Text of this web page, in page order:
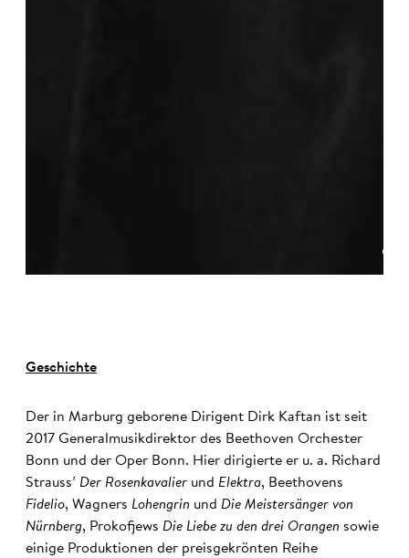
©
Geschichte
Der in Marburg geborene Dirigent Dirk Kaftan ist seit
2017 Generalmusikdirektor des Beethoven Orchester
Bonn und der Oper Bonn. Hier dirigierte er u. a. Richard
Strauss’ Der Rosenkavalier und Elektra, Beethovens
Fidelio, Wagners Lohengrin und Die Meistersänger von
Nürnberg, Prokofjews Die Liebe zu den drei Orangen sowie
einige Produktionen der preisgekrönten Reihe